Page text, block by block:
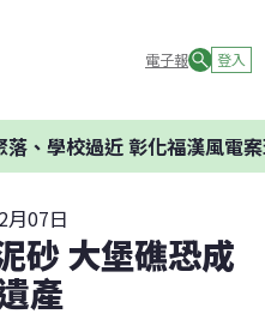
電子報 登入
學校過近 彰化福漢風電案環
月07日
砂 大堡礁恐成
產